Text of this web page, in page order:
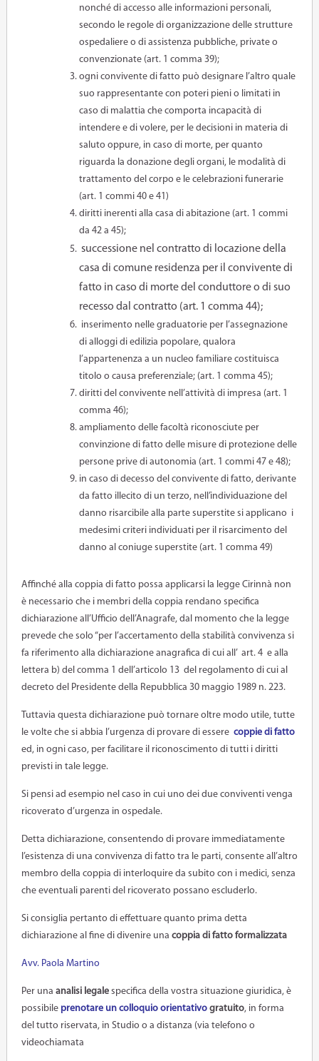
nonché di accesso alle informazioni personali,
secondo le regole di organizzazione delle strutture
ospedaliere o di assistenza pubbliche, private o
convenzionate (art. 1 comma 39);
ogni convivente di fatto può designare l’altro quale
suo rappresentante con poteri pieni o limitati in
caso di malattia che comporta incapacità di
intendere e di volere, per le decisioni in materia di
saluto oppure, in caso di morte, per quanto
riguarda la donazione degli organi, le modalità di
trattamento del corpo e le celebrazioni funerarie
(art. 1 commi 40 e 41)
diritti inerenti alla casa di abitazione (art. 1 commi
da 42 a 45);
successione nel contratto di locazione della
casa di comune residenza per il convivente di
fatto in caso di morte del conduttore o di suo
recesso dal contratto (art. 1 comma 44);
inserimento nelle graduatorie per l’assegnazione
di alloggi di edilizia popolare, qualora
l’appartenenza a un nucleo familiare costituisca
titolo o causa preferenziale; (art. 1 comma 45);
diritti del convivente nell’attività di impresa (art. 1
comma 46);
ampliamento delle facoltà riconosciute per
convinzione di fatto delle misure di protezione delle
persone prive di autonomia (art. 1 commi 47 e 48);
in caso di decesso del convivente di fatto, derivante
da fatto illecito di un terzo, nell’individuazione del
danno risarcibile alla parte superstite si applicano i
medesimi criteri individuati per il risarcimento del
danno al coniuge superstite (art. 1 comma 49)
Affinché alla coppia di fatto possa applicarsi la legge Cirinnà non
è necessario che i membri della coppia rendano specifica
dichiarazione all’Ufficio dell’Anagrafe, dal momento che la legge
prevede che solo “per l’accertamento della stabilità convivenza si
fa riferimento alla dichiarazione anagrafica di cui all’ art. 4 e alla
lettera b) del comma 1 dell’articolo 13 del regolamento di cui al
decreto del Presidente della Repubblica 30 maggio 1989 n. 223.
Tuttavia questa dichiarazione può tornare oltre modo utile, tutte
le volte che si abbia l’urgenza di provare di essere coppie di fatto
ed, in ogni caso, per facilitare il riconoscimento di tutti i diritti
previsti in tale legge.
Si pensi ad esempio nel caso in cui uno dei due conviventi venga
ricoverato d’urgenza in ospedale.
Detta dichiarazione, consentendo di provare immediatamente
l’esistenza di una convivenza di fatto tra le parti, consente all’altro
membro della coppia di interloquire da subito con i medici, senza
che eventuali parenti del ricoverato possano escluderlo.
Si consiglia pertanto di effettuare quanto prima detta
dichiarazione al fine di divenire una coppia di fatto formalizzata
Avv. Paola Martino
Per una analisi legale specifica della vostra situazione giuridica, è
possibile prenotare un colloquio orientativogratuito, in forma
del tutto riservata, in Studio o a distanza (via telefono o
videochiamata